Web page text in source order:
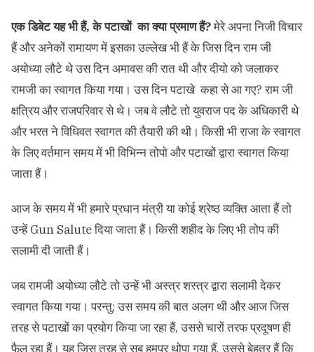
एक डिबेट यह भी हैं, के पटाखों का क्या प्रमाण हैं?मेरे अपना निजी विचार
हैं और अनेकों रामायण में इसका उल्लेख भी हैं के जिस दिन राम जी
अयोध्या लौटे थे उस दिन अमावस की रात थी और दीयो को जलाकर
रामजी का स्वागत किया गया। उस दिन पटाखे कहा से आ गए? राम जी
क्षत्रिय और राजपरिवार से थे। जब वे लौटे तो युवराज पद के अधिकारी थे
और भरत ने विधिवत स्वागत की तैयारी की थी। किसी भी राजा के स्वागत
के लिए वर्तमान समय में भी विभिन्न तोपो और पटाखों द्वारा स्वागत किया
जाता हैं।
आज के समय में भी हमारे प्रधान मंत्री या कोई श्रेष्ठ व्यक्ति आता हैं तो
उन्हें Gun Salute दिया जाता हैं। किसी शहीद के लिए भी तोप की
सलामी दी जाती हैं।
जब रामजी अयोध्या लौटे तो उन्हें भी अस्त्र शस्त्र द्वारा सलामी देकर
स्वागत किया गया। परन्तु; उस समय की बात अलग थी और आज जिस
तरह से पटाखों का प्रयोग किया जा रहा हैं, उससे चारों तरफ प्रदूषण ही
फैल रहा हैं। यह जिस तरह से सब हमपर थोपा गया हैं, उससे बेहतर हैं कि